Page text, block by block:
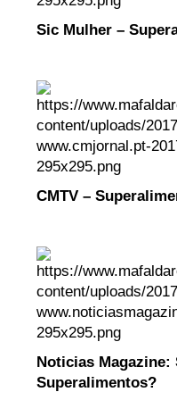
Sic Mulher –
CMTV –
Noticias Magazine:
Superalimentos?